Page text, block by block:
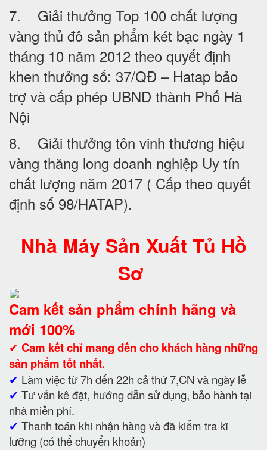
7. Giải thưởng Top 100 chất lượng
vàng thủ đô sản phẩm két bạc ngày 1
tháng 10 năm 2012 theo quyết định
khen thưởng số: 37/QĐ – Hatap bảo
trợ và cấp phép UBND thành Phố Hà
Nội
8. Giải thưởng tôn vinh thương hiệu
vàng thăng long doanh nghiệp Uy tín
chất lượng năm 2017 ( Cấp theo quyết
định số 98/HATAP).
Nhà Máy Sản Xuất Tủ Hồ
Sơ
Cam kết sản phẩm chính hãng và
mới 100%
✔ Cam kếtchỉ mang đến cho khách hàng những
sản phẩm tốt nhất.
✔ Làm việc từ 7h đến 22h cả thứ 7,CN và ngày lễ
✔ Tư vấn kê đặt, hướng dẫn sử dụng, bảo hành tại
nhà miễn phí.
✔ Thanh toán khi nhận hàng và đã kiểm tra kĩ
lưỡng (có thể chuyển khoản)